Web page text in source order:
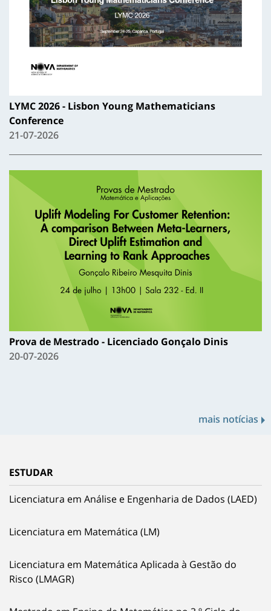
LYMC 2026 - Lisbon Young Mathematicians
Conference
21-07-2026
Prova de Mestrado - Licenciado Gonçalo Dinis
20-07-2026
mais notícias
ESTUDAR
Licenciatura em Análise e Engenharia de Dados (LAED)
Licenciatura em Matemática (LM)
Licenciatura em Matemática Aplicada à Gestão do
Risco (LMAGR)